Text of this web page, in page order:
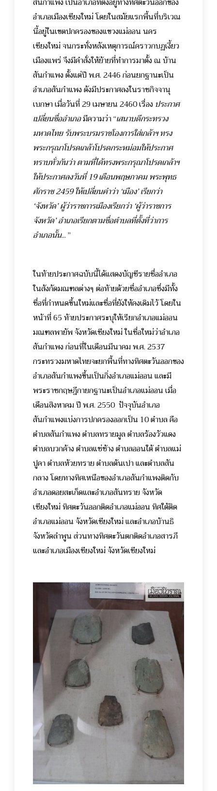
อำเภอเมืองเชียงใหม่ โดยในสมัยแรกพื้นที่บริเวณ
นี้อยู่ในเขตปกครองของแขวงแม่ออน นคร
เชียงใหม่ จนกระทั่งหลังเหตุการณ์คราวกบฏเงี้ยว
เมืองแพร่ จึงมีคำสั่งให้ย้ายที่ทำการมาตั้ง ณ บ้าน
สันกำแพง ตั้งแต่ปี พ.ศ. 2446 ก่อนยกฐานะเป็น
อำเภอสันกำแพง ดังมีประกาศลงในราชกิจจานุ
เบกษา เมื่อวันที่ 29 เมษายน 2460 เรื่องประกาศ
เปลี่ยนชื่ออำเภอมีความว่า“เสนาบดีกระทรวง
มหาดไทย รับพระบรมราชโองการใส่เกล้าฯ ทรง
พระกรุณาโปรดเกล้าโปรดกระหม่อมให้ประกาศ
ทราบทั่วกันว่า ตามที่ได้ทรงพระกรุณาโปรดเกล้าฯ
ให้ประกาศลงวันที่ 19 เดือนพฤษภาคม พระพุทธ
ศักราช 2459 ให้เปลี่ยนคำว่า ‘เมือง’ เรียกว่า
‘จังหวัด’ ผู้ว่าราชการเมืองเรียกว่า ‘ผู้ว่าราชการ
จังหวัด’ อำเภอเรียกตามชื่อตำบลที่ตั้งที่ว่าการ
อำเภอนั้น... ”
ในท้ายประกาศฉบับนี้ได้แสดงบัญชีรายชื่ออำเภอ
ในสังกัดมณฑลต่างๆ ต่อท้ายด้วยชื่ออำเภอซึ่งมีทั้ง
ชื่อที่กำหนดขึ้นใหม่และชื่อที่ยังให้คงเดิมไว้ โดยใน
หน้าที่ 65 ท้ายประกาศระบุให้เรียกอำเภอแม่ออน
มณฑลพายัพ จังหวัดเชียงใหม่ ในชื่อใหม่ว่าอำเภอ
สันกำแพง ก่อนที่ในเดือนมีนาคม พ.ศ. 2537
กระทรวงมหาดไทยจะยกพื้นที่ทางทิศตะวันออกของ
อำเภอสันกำแพงขึ้นเป็นกิ่งอำเภอแม่ออน และมี
พระราชกฤษฎีกายกฐานะเป็นอำเภอแม่ออน เมื่อ
เดือนสิงหาคม ปี พ.ศ. 2550 ปัจจุบันอำเภอ
สันกำแพงแบ่งการปกครองออกเป็น 10 ตำบล คือ
ตำบลสันกำแพง ตำบลทรายมูล ตำบลร้องวัวแดง
ตำบลบวกค้าง ตำบลแช่ช้าง ตำบลออนใต้ ตำบลแม่
ปูคา ตำบลห้วยทราย ตำบลต้นเปา และตำบลสัน
กลาง โดยทางทิศเหนือของอำเภอสันกำแพงติดกับ
อำเภอดอยสะเก็ดและอำเภอสันทราย จังหวัด
เชียงใหม่ ทิศตะวันออกติดอำเภอแม่ออน ทิศใต้ติด
อำเภอแม่ออน จังหวัดเชียงใหม่ และอำเภอบ้านธิ
จังหวัดลำพูน ส่วนทางทิศตะวันตกติดอำเภอสารภี
และอำเภอเมืองเชียงใหม่ จังหวัดเชียงใหม่